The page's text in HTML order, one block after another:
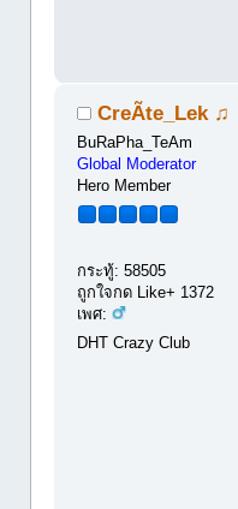
CreÃte_Lek ♫
BuRaPha_TeAm
Global Moderator
Hero Member
กระทู้: 58505
ถูกใจกด Like+ 1372
เพศ:
DHT Crazy Club